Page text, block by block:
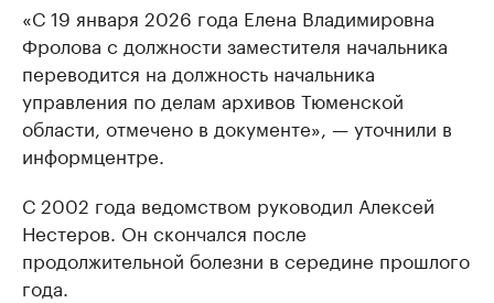
«С 19 января 2026 года Елена Владимировна
Фролова с должности заместителя начальника
переводится на должность начальника
управления по делам архивов Тюменской
области, отмечено в документе», — уточнили в
информцентре.
С 2002 года ведомством руководил Алексей
Нестеров. Он скончался после
продолжительной болезни в середине прошлого
года.